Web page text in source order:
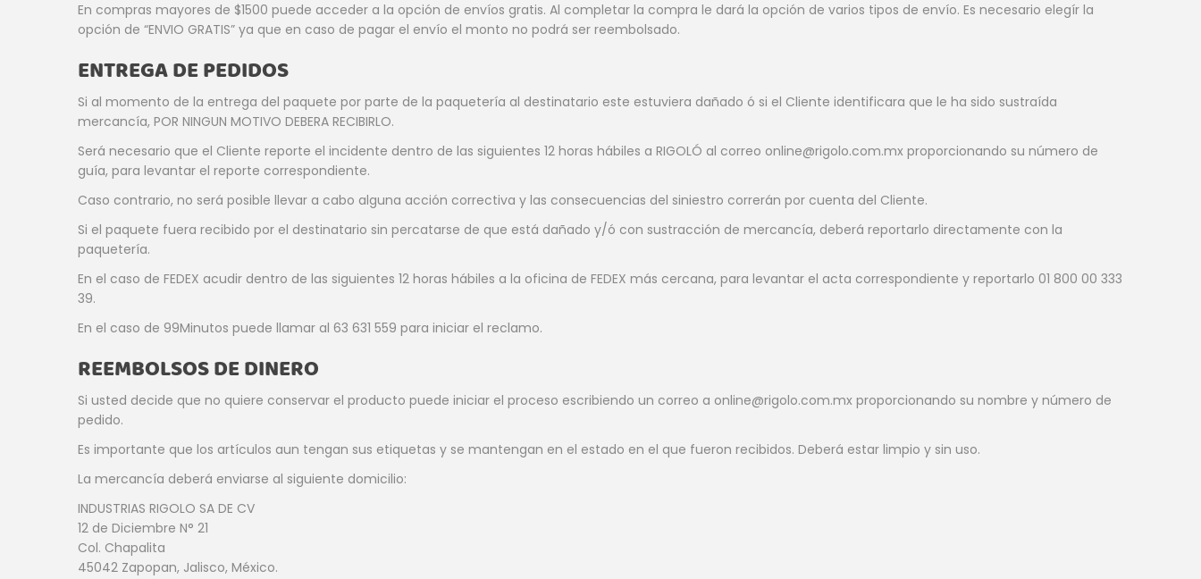
En compras mayores de $1500 puede acceder a la opción de envíos gratis. Al completar la compra le dará la opción de varios tipos de envío. Es necesario elegír la
opción de “ENVIO GRATIS” ya que en caso de pagar el envío el monto no podrá ser reembolsado.
ENTREGA DE PEDIDOS
Si al momento de la entrega del paquete por parte de la paquetería al destinatario este estuviera dañado ó si el Cliente identificara que le ha sido sustraída
mercancía, POR NINGUN MOTIVO DEBERA RECIBIRLO.
Será necesario que el Cliente reporte el incidente dentro de las siguientes 12 horas hábiles a RIGOLÓ al correo online@rigolo.com.mx proporcionando su número de
guía, para levantar el reporte correspondiente.
Caso contrario, no será posible llevar a cabo alguna acción correctiva y las consecuencias del siniestro correrán por cuenta del Cliente.
Si el paquete fuera recibido por el destinatario sin percatarse de que está dañado y/ó con sustracción de mercancía, deberá reportarlo directamente con la
paquetería.
En el caso de FEDEX acudir dentro de las siguientes 12 horas hábiles a la oficina de FEDEX más cercana, para levantar el acta correspondiente y reportarlo 01 800 00 333
39.
En el caso de 99Minutos puede llamar al 63 631 559 para iniciar el reclamo.
REEMBOLSOS DE DINERO
Si usted decide que no quiere conservar el producto puede iniciar el proceso escribiendo un correo a online@rigolo.com.mx proporcionando su nombre y número de
pedido.
Es importante que los artículos aun tengan sus etiquetas y se mantengan en el estado en el que fueron recibidos. Deberá estar limpio y sin uso.
La mercancía deberá enviarse al siguiente domicilio:
INDUSTRIAS RIGOLO SA DE CV
12 de Diciembre N° 21
Col. Chapalita
45042 Zapopan, Jalisco, México.